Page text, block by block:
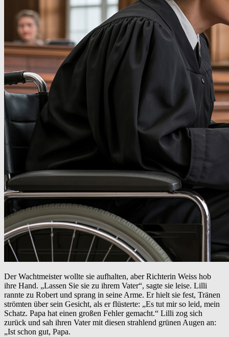
Der Wachtmeister wollte sie aufhalten, aber Richterin Weiss hob
ihre Hand. „Lassen Sie sie zu ihrem Vater“, sagte sie leise. Lilli
rannte zu Robert und sprang in seine Arme. Er hielt sie fest, Tränen
strömten über sein Gesicht, als er flüsterte: „Es tut mir so leid, mein
Schatz. Papa hat einen großen Fehler gemacht.“ Lilli zog sich
zurück und sah ihren Vater mit diesen strahlend grünen Augen an:
„Ist schon gut, Papa.